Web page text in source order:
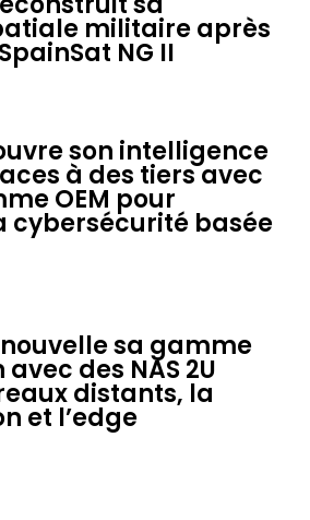
militaire après
NG II
son intelligence
à des tiers avec
OEM pour
cybersécurité basée
sa gamme
des NAS 2U
distants, la
et l’edge